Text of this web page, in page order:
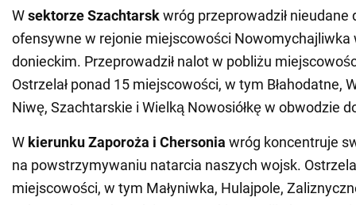
Wsektorze Szachtarskwróg przeprowadził nieudane
ofensywne w rejonie miejscowości Nowomychajliwka
donieckim. Przeprowadził nalot w pobliżu
Ostrzelał ponad 15 miejscowości, w tym Błahodatne,
Niwę, Szachtarskie i Wielką Nowosiółkę w obwodzie
W kierunku Zaporoża i Chersonia wróg koncentruje
na powstrzymywaniu natarcia naszych wojsk.
miejscowości, w tym Małyniwka, Hulajpole,